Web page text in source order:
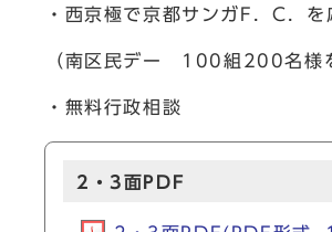
・西京極で京都サンガF．C．を
（南区民デー 100組200名様
・無料行政相談
2・3面PDF